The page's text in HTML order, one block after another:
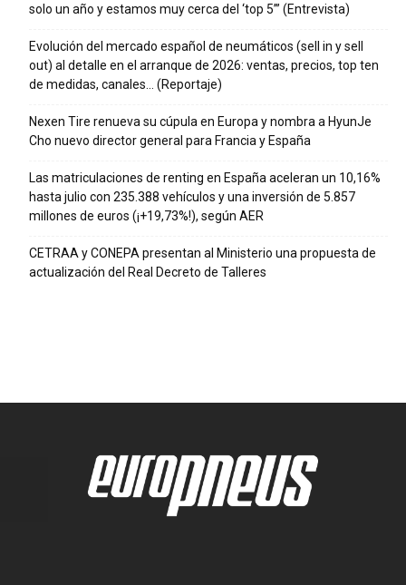
solo un año y estamos muy cerca del ‘top 5’” (Entrevista)
Evolución del mercado español de neumáticos (sell in y sell
out) al detalle en el arranque de 2026: ventas, precios, top ten
de medidas, canales… (Reportaje)
Nexen Tire renueva su cúpula en Europa y nombra a HyunJe
Cho nuevo director general para Francia y España
Las matriculaciones de renting en España aceleran un 10,16%
hasta julio con 235.388 vehículos y una inversión de 5.857
millones de euros (¡+19,73%!), según AER
CETRAA y CONEPA presentan al Ministerio una propuesta de
actualización del Real Decreto de Talleres